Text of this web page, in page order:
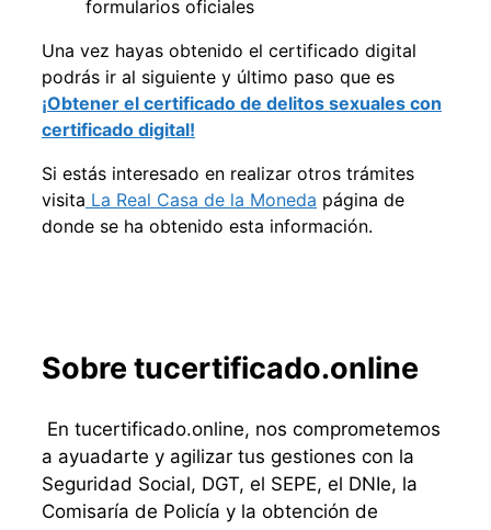
formularios oficiales
Una vez hayas obtenido el certificado digital
podrás ir al siguiente y último paso que es
¡Obtener el certificado de delitos sexuales con
certificado digital!
Si estás interesado en realizar otros trámites
visita La Real Casa de la Moneda página de
donde se ha obtenido esta información.
Sobre tucertificado.online
En tucertificado.online, nos comprometemos
a ayuadarte y agilizar tus gestiones con la
Seguridad Social, DGT, el SEPE, el DNIe, la
Comisaría de Policía y la obtención de